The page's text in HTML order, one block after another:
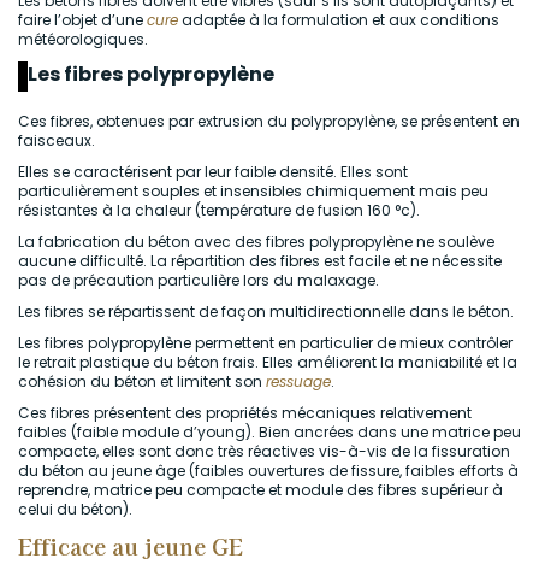
faire l’objet d’unecureadaptée à la formulation et aux conditions
météorologiques.
Les fibres polypropylène
Ces fibres, obtenues par extrusion du polypropylène, se présentent en
faisceaux.
Elles se caractérisent par leur faible densité. Elles sont
particulièrement souples et insensibles chimiquement mais peu
résistantes à la chaleur (température de fusion 160 °c).
La fabrication du béton avec des fibres polypropylène ne soulève
aucune difficulté. La répartition des fibres est facile et ne nécessite
pas de précaution particulière lors du malaxage.
Les fibres se répartissent de façon multidirectionnelle dans le béton.
Les fibres polypropylène permettent en particulier de mieux contrôler
le retrait plastique du béton frais. Elles améliorent la maniabilité et la
cohésion du béton et limitent son ressuage.
Ces fibres présentent des propriétés mécaniques relativement
faibles (faible module d’young). Bien ancrées dans une matrice peu
compacte, elles sont donc très réactives vis-à-vis de la fissuration
du béton au jeune âge (faibles ouvertures de fissure, faibles efforts à
reprendre, matrice peu compacte et module des fibres supérieur à
celui du béton).
Efficace au jeune GE